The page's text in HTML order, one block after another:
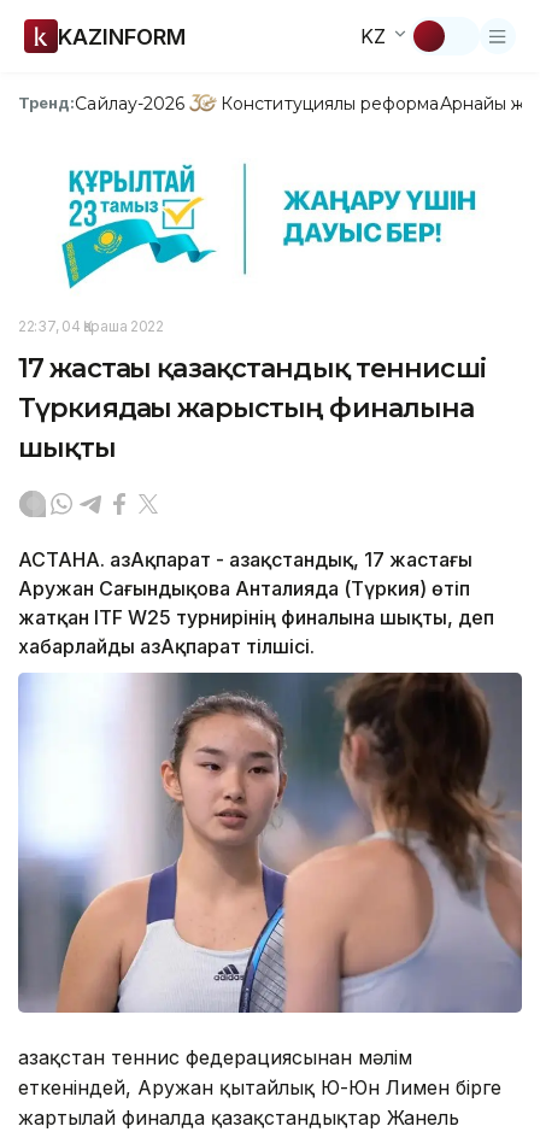
KAZINFORM KZ
Тренд:Сайлау-2026 Конституциялық реформаАрнайы
22:37, 04 Қараша 2022
17 жастағы қазақстандық теннисші
Түркиядағы жарыстың финалына
шықты
АСТАНА. ҚазАқпарат - Қазақстандық, 17 жастағы
Аружан Сағындықова Анталияда (Түркия) өтіп
жатқан ITF W25 турнирінің финалына шықты, деп
хабарлайды ҚазАқпарат тілшісі.
Қазақстан теннис федерациясынан мәлім
еткеніндей, Аружан қытайлық Ю-Юн Лимен бірге
жартылай финалда қазақстандықтар Жанель